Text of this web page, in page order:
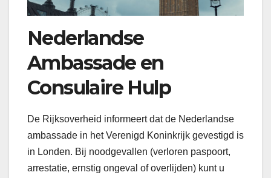
Nederlandse
Ambassade en
Consulaire Hulp
De Rijksoverheid informeert dat de Nederlandse
ambassade in het Verenigd Koninkrijk gevestigd is
in Londen. Bij noodgevallen (verloren paspoort,
arrestatie, ernstig ongeval of overlijden) kunt u